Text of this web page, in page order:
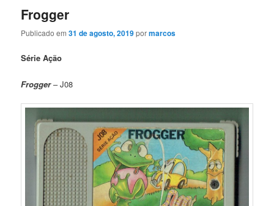
Frogger
Publicado em31 de agosto, 2019pormarcos
Série Ação
Frogger– J08